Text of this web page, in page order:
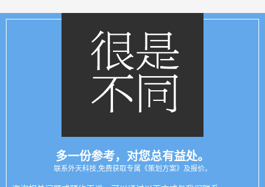
多一份参考，对您总有益处。
联系外天科技,免费获取专属《策划方案》及报价。